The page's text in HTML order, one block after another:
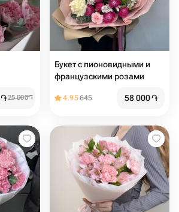
֏25 000֏
Букет с пионовидными и
французскими розами
4.95645 58 000֏